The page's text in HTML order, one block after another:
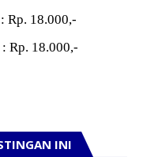
: Rp. 18.000,-
: Rp. 18.000,-
INI